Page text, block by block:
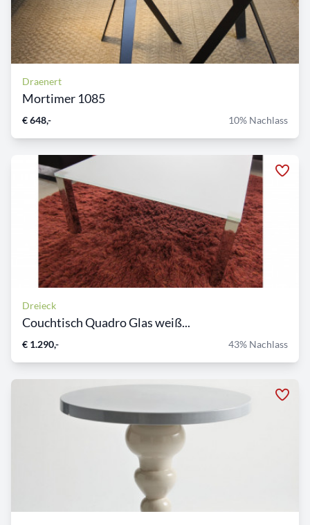
Draenert
Mortimer 1085
€ 648,- 10% Nachlass
Dreieck
Couchtisch Quadro Glas weiß...
€ 1.290,- 43% Nachlass